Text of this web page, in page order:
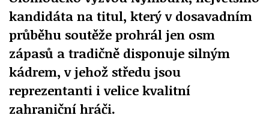
kandidáta na titul, který v dosavadním
průběhu soutěže prohrál jen osm
zápasů a tradičně disponuje silným
kádrem, v jehož středu jsou
reprezentanti i velice kvalitní
zahraniční hráči.